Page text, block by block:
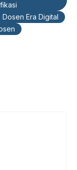
Era Digital